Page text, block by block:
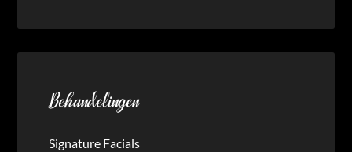
Behandelingen
Signature Facials